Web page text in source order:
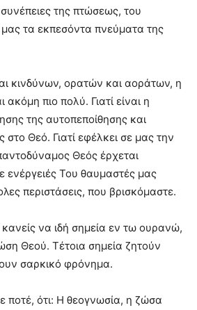
της πτώσεως, του
τα εκπεσόντα πνεύματα της
κινδύνων, ορατών και αοράτων, η
πιο πολύ. Γιατί είναι η
της αυτοπεποίθησης και
στο Θεό. Γιατί εφέλκει σε μας την
Θεός έρχεται
ενέργειές Του θαυμαστές μας
περιστάσεις, που βρισκόμαστε.
να ιδή σημεία εν τω ουρανώ,
Θεού. Τέτοια σημεία ζητούν
σαρκικό φρόνημα.
ποτέ, ότι: Η θεογνωσία, η ζώσα